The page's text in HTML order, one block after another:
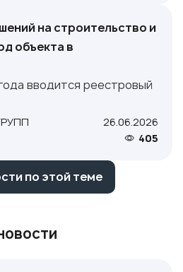
на строительство и
объекта в
вводится реестровый
26.06.2026
405
по этой теме